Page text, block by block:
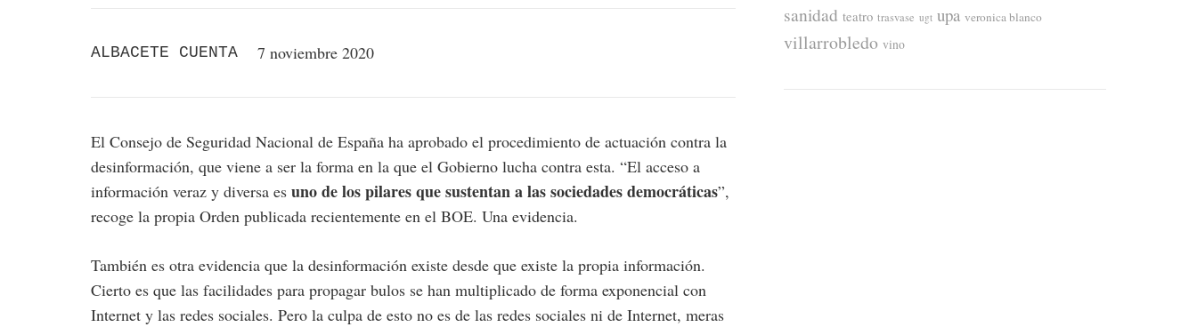
ALBACETE CUENTA 7 noviembre 2020
El Consejo de Seguridad Nacional de España ha aprobado el procedimiento de actuación contra la
desinformación, que viene a ser la forma en la que el Gobierno lucha contra esta. “El acceso a
información veraz y diversa es uno de los pilares que sustentan a las sociedades democráticas”,
recoge la propia Orden publicada recientemente en el BOE. Una evidencia.
También es otra evidencia que la desinformación existe desde que existe la propia información.
Cierto es que las facilidades para propagar bulos se han multiplicado de forma exponencial con
Internet y las redes sociales. Pero la culpa de esto no es de las redes sociales ni de Internet, meras
sanidad teatro trasvase ugt upa veronica blanco
villarrobledo vino